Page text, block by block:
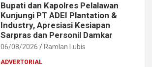
Bupati dan Kapolres Pelalawan
Kunjungi PT ADEI Plantation &
Industry, Apresiasi Kesiapan
Sarpras dan Personil Damkar
06/08/2026 Ramlan Lubis
ADVERTORIAL